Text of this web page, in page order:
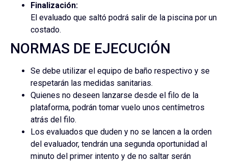
Finalización:
El evaluado que saltó podrá salir de la piscina por un
costado.
NORMAS DE EJECUCIÓN
Se debe utilizar el equipo de baño respectivo y se
respetarán las medidas sanitarias.
Quienes no deseen lanzarse desde el filo de la
plataforma, podrán tomar vuelo unos centímetros
atrás del filo.
Los evaluados que duden y no se lancen a la orden
del evaluador, tendrán una segunda oportunidad al
minuto del primer intento y de no saltar serán